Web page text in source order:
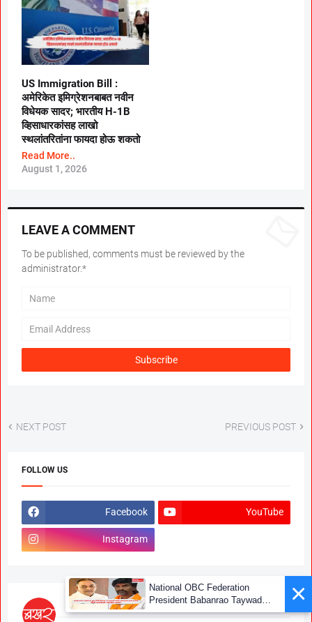
US Immigration Bill :
अमेरिकेत इमिग्रेशनबाबत नवीन
विधेयक सादर; भारतीय H-1B
व्हिसाधारकांसह लाखो
स्थलांतरितांना फायदा होऊ शकतो
Read More..
August 1, 2026
LEAVE A COMMENT
To be published, comments must be reviewed by the
administrator.*
NEXT POST PREVIOUS POST
FOLLOW US
Facebook YouTube
Instagram
×
National OBC Federation
President Babanrao Taywade
Claims Only 27 Kunbi